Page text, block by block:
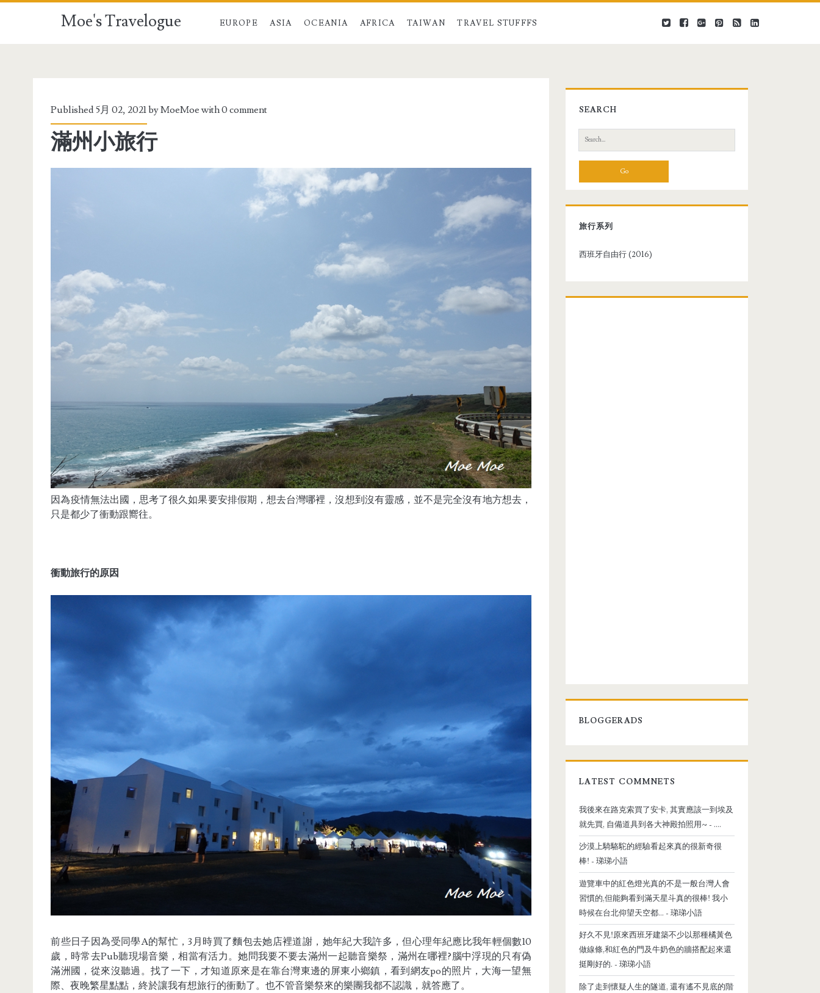
Moe's Travelogue EUROPE ASIA OCEANIA AFRICA TAIWAN TRAVEL STUFFFS
Published 5月 02, 2021 byMoeMoewith0 comment
滿州小旅行
因為疫情無法出國，思考了很久如果要安排假期，想去台灣哪裡，沒想到沒有靈感，並不是完全沒有地方想去，
只是都少了衝動跟嚮往。
衝動旅行的原因
前些日子因為受同學A的幫忙，3月時買了麵包去她店裡道謝，她年紀大我許多，但心理年紀應比我年輕個數10
歲，時常去Pub聽現場音樂，相當有活力。她問我要不要去滿州一起聽音樂祭，滿州在哪裡?腦中浮現的只有偽
滿洲國，從來沒聽過。找了一下，才知道原來是在靠台灣東邊的屏東小鄉鎮，看到網友po的照片，大海一望無
際、夜晚繁星點點，終於讓我有想旅行的衝動了。也不管音樂祭來的樂團我都不認識，就答應了。
SEARCH
e
r
h
f
r
旅行系列
西班牙自由行 (2016)
BLOGGERADS
LATEST COMMNETS
我後來在路克索買了安卡, 其實應該一到埃及
就先買, 自備道具到各大神殿拍照用~ - ....
沙漠上騎駱駝的經驗看起來真的很新奇很
棒! - 珶珶小語
遊覽車中的紅色燈光真的不是一般台灣人會
習慣的,但能夠看到滿天星斗真的很棒! 我小
時候在台北仰望天空都... - 珶珶小語
好久不見!原來西班牙建築不少以那種橘黃色
做線條,和紅色的門及牛奶色的牆搭配起來還
挺剛好的. - 珶珶小語
除了走到懷疑人生的隧道, 還有遙不見底的階